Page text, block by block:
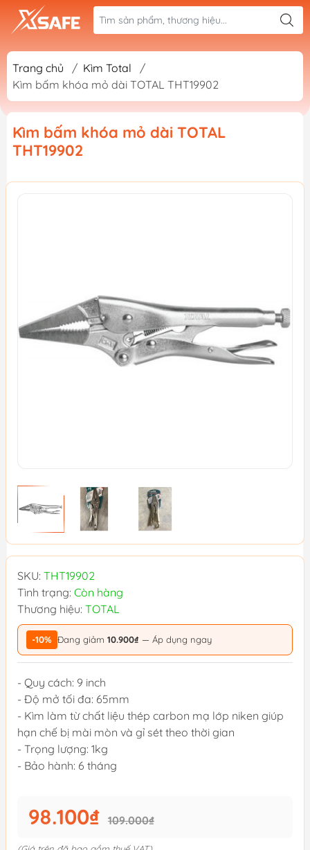
Trang chủ / Kìm Total
/
Kìm bấm khóa mỏ dài TOTAL THT19902
Kìm bấm khóa mỏ dài TOTAL
THT19902
SKU: THT19902
Tình trạng: Còn hàng
Thương hiệu: TOTAL
-10% Đang giảm 10.900₫ — Áp dụng ngay
- Quy cách: 9 inch
- Độ mở tối đa: 65mm
- Kìm làm từ chất liệu thép carbon mạ lớp niken giúp
hạn chế bị mài mòn và gỉ sét theo thời gian
- Trọng lượng: 1kg
- Bảo hành: 6 tháng
98.100₫ 109.000₫